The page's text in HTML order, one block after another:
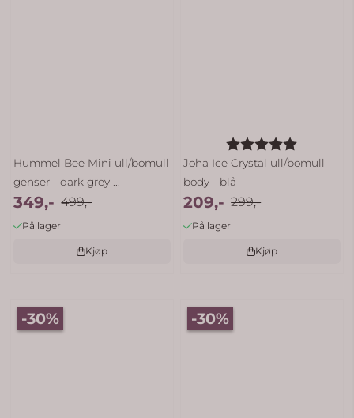
Hummel Bee Mini ull/bomull
genser - dark grey ...
349,- 499,-
På lager
Kjøp
Karakter:
Joha Ice Crystal ull/bomull
body - blå
209,- 299,-
På lager
Kjøp
-30% -30%